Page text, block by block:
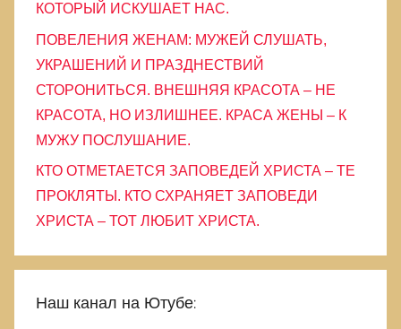
КОТОРЫЙ ИСКУШАЕТ НАС.
ПОВЕЛЕНИЯ ЖЕНАМ: МУЖЕЙ СЛУШАТЬ,
УКРАШЕНИЙ И ПРАЗДНЕСТВИЙ
СТОРОНИТЬСЯ. ВНЕШНЯЯ КРАСОТА – НЕ
КРАСОТА, НО ИЗЛИШНЕЕ. КРАСА ЖЕНЫ – К
МУЖУ ПОСЛУШАНИЕ.
КТО ОТМЕТАЕТСЯ ЗАПОВЕДЕЙ ХРИСТА – ТЕ
ПРОКЛЯТЫ. КТО СХРАНЯЕТ ЗАПОВЕДИ
ХРИСТА – ТОТ ЛЮБИТ ХРИСТА.
Наш канал на Ютубе: